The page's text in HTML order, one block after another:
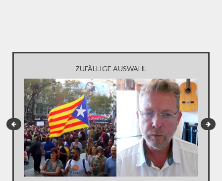
ZUFÄLLIGE AUSWAHL